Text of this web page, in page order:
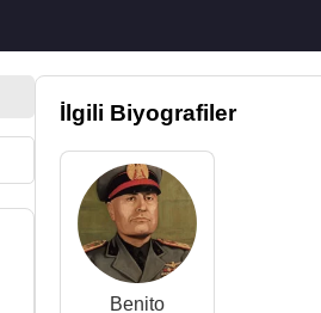
İlgili Biyografiler
Benito